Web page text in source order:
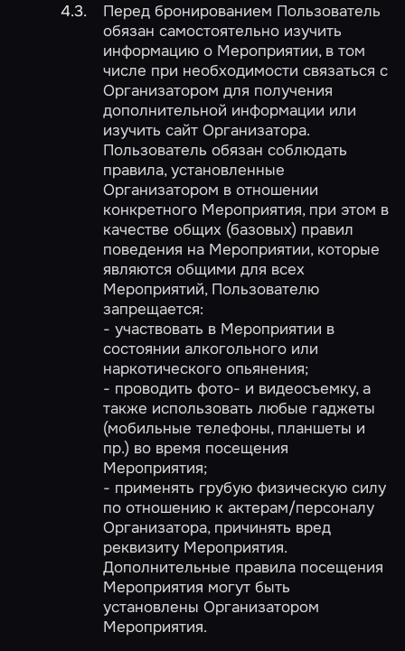
Перед бронированием Пользователь
обязан самостоятельно изучить
информацию о Мероприятии, в том
числе при необходимости связаться с
Организатором для получения
дополнительной информации или
изучить сайт Организатора.
Пользователь обязан соблюдать
правила, установленные
Организатором в отношении
конкретного Мероприятия, при этом в
качестве общих (базовых) правил
поведения на Мероприятии, которые
являются общими для всех
Мероприятий, Пользователю
запрещается:
- участвовать в Мероприятии в
состоянии алкогольного или
наркотического опьянения;
- проводить фото- и видеосъемку, а
также использовать любые гаджеты
(мобильные телефоны, планшеты и
пр.) во время посещения
Мероприятия;
- применять грубую физическую силу
по отношению к актерам/персоналу
Организатора, причинять вред
реквизиту Мероприятия.
Дополнительные правила посещения
Мероприятия могут быть
установлены Организатором
Мероприятия.